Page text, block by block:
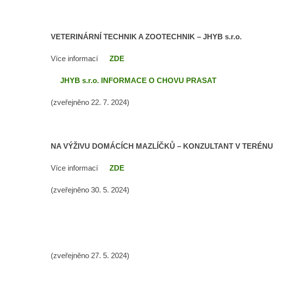
VETERINÁRNÍ TECHNIK A ZOOTECHNIK – JHYB s.r.o.
Více informací ZDE
JHYB s.r.o. INFORMACE O CHOVU PRASAT
(zveřejněno 22. 7. 2024)
NA VÝŽIVU DOMÁCÍCH MAZLÍČKŮ – KONZULTANT V TERÉNU
Více informací ZDE
(zveřejněno 30. 5. 2024)
(zveřejněno 27. 5. 2024)